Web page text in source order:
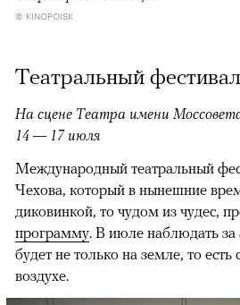
© KINOPOISK
Театральный
На сцене Театра имени
14 — 17 июля
Международный театральный
Чехова, который в нынешние
диковинкой, то чудом из чудес,
программу. В июле наблюдать
будет не только на земле, то
воздухе.